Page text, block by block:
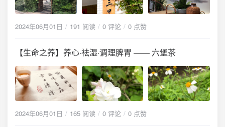
2024年06月01日 191 阅读 0 评论 0 点赞
【生命之养】养心·祛湿·调理脾胃 —— 六堡茶
2024年06月01日 165 阅读 0 评论 0 点赞